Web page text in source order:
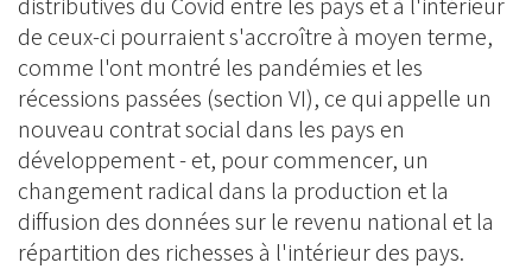
de ceux-ci pourraient s'accroître à moyen terme,
comme l'ont montré les pandémies et les
récessions passées (section VI), ce qui appelle un
nouveau contrat social dans les pays en
développement - et, pour commencer, un
changement radical dans la production et la
diffusion des données sur le revenu national et la
répartition des richesses à l'intérieur des pays.